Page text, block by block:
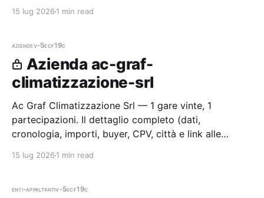
15 lug 2026 1 min read
aziendev-5ecf19c
Azienda ac-graf-
climatizzazione-srl
Ac Graf Climatizzazione Srl — 1 gare vinte, 1
partecipazioni. Il dettaglio completo (dati,
cronologia, importi, buyer, CPV, città e link alle
15 lug 2026 1 min read
enti-appaltantiv-5ecf19c